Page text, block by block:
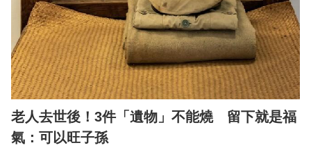
老人去世後！3件「遺物」不能燒 留下就是福
氣：可以旺子孫